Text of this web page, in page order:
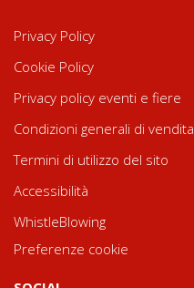
Privacy Policy
Cookie Policy
Privacy policy eventi e fiere
Condizioni generali di vendita
Termini di utilizzo del sito
Accessibilità
WhistleBlowing
Preferenze cookie